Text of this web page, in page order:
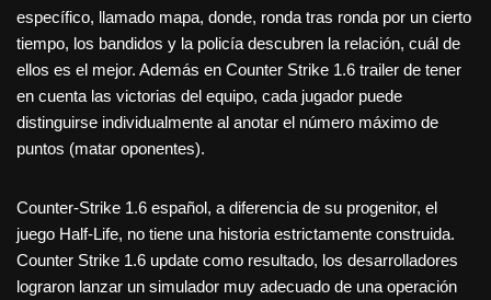
específico, llamado mapa, donde, ronda tras ronda por un cierto
tiempo, los bandidos y la policía descubren la relación, cuál de
ellos es el mejor. Además en Counter Strike 1.6 trailer de tener
en cuenta las victorias del equipo, cada jugador puede
distinguirse individualmente al anotar el número máximo de
puntos (matar oponentes).
Counter-Strike 1.6 español, a diferencia de su progenitor, el
juego Half-Life, no tiene una historia estrictamente construida.
Counter Strike 1.6 update como resultado, los desarrolladores
lograron lanzar un simulador muy adecuado de una operación